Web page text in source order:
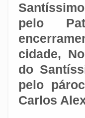
pelo
cidade,
do
pelo
Carlos